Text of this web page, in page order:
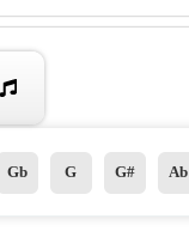
Ab
G#
G
Gb